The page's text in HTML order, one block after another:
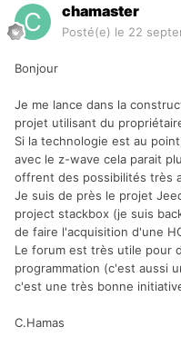
chamaster
Posté(e) le 22
Bonjour
Je me lance dans la
projet utilisant du
Si la technologie est au
avec le z-wave cela parait
offrent des possibilités très
Je suis de près le projet
project stackbox (je suis
de faire l'acquisition d'une
Le forum est très utile pour
programmation (c'est aussi
c'est une très bonne
C.Hamas